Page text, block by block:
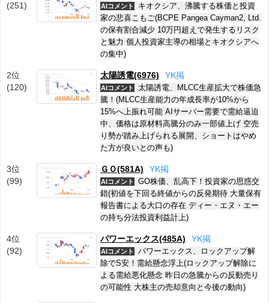
(251)
AIコメント
キオクシア、沸騰する株価と投資
家の悲喜こもご(BCPE Pangea Cayman2, Ltd.
の保有割合減少 10万円超えで発生するリスク
と魅力 個人投資家主導の相場とキオクシアへ
の集中)
2位
(120)
太陽誘電(6976) YK掲
AIコメント
太陽誘電、MLCC生産拡大で株価急
騰！(MLCC生産能力の年成長率が10%から
15%へ上振れ可能 AIサーバー需要で需給逼迫
中、価格は原材料高騰分のみ一部値上げ 空売
り勢が踏み上げられる展開、ショートはやめ
た方が良いとの声も)
3位
(99)
ＧＯ(581A) YK掲
AIコメント
GO株価、乱高下！投資家の思惑交
錯(初値を下回る終値からの反発期待 大量保有
報告書による大口の存在 ディー・エヌ・エー
の持ち分法投資利益計上)
4位
(92)
パワーエックス(485A) YK掲
AIコメント
パワーエックス、ロックアップ解
除でS安！需給懸念浮上(ロックアップ解除に
よる需給悪化懸念 昨日の急騰からの反動売り
の可能性 大株主の売却意向と今後の動向)